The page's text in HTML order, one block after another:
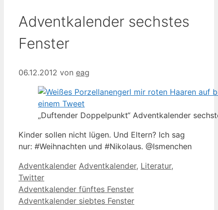
Adventkalender sechstes
Fenster
06.12.2012 von eag
„Duftender Doppelpunkt“ Adventkalender
Kinder sollen nicht lügen. Und Eltern? Ich sag
nur: #Weihnachten und #Nikolaus. @Ismenchen
Kategorien
Adventkalender Schlagwörter
Adventkalender, Literatur,
Twitter
Adventkalender fünftes Fenster
Adventkalender siebtes Fenster